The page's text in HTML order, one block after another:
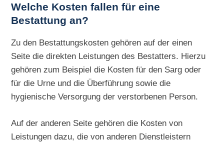
Welche Kosten fallen für eine
Bestattung an?
Zu den Bestattungskosten gehören auf der einen
Seite die direkten Leistungen des Bestatters. Hierzu
gehören zum Beispiel die Kosten für den Sarg oder
für die Urne und die Überführung sowie die
hygienische Versorgung der verstorbenen Person.
Auf der anderen Seite gehören die Kosten von
Leistungen dazu, die von anderen Dienstleistern